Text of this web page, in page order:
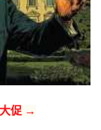
促 →